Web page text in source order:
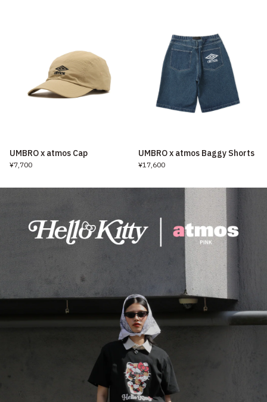
UMBRO x atmos Cap
¥7,700
UMBRO x atmos Baggy Shorts
¥17,600